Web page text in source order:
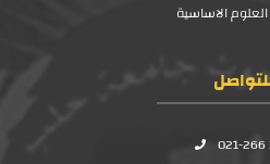
الاساسية
021-266